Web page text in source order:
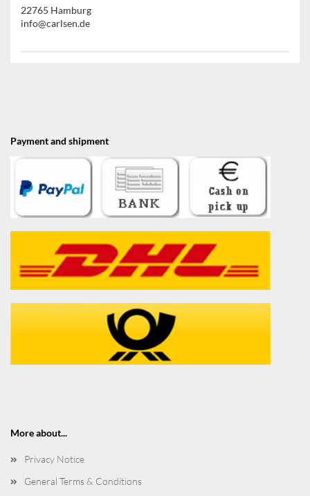
22765 Hamburg
info@carlsen.de
Payment and shipment
More about...
Privacy Notice
General Terms & Conditions